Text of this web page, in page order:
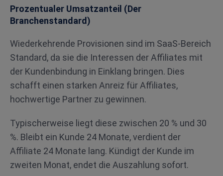
Prozentualer Umsatzanteil (Der
Branchenstandard)
Wiederkehrende Provisionen sind im SaaS-Bereich
Standard, da sie die Interessen der Affiliates mit
der Kundenbindung in Einklang bringen. Dies
schafft einen starken Anreiz für Affiliates,
hochwertige Partner zu gewinnen.
Typischerweise liegt diese zwischen 20 % und 30
%. Bleibt ein Kunde 24 Monate, verdient der
Affiliate 24 Monate lang. Kündigt der Kunde im
zweiten Monat, endet die Auszahlung sofort.